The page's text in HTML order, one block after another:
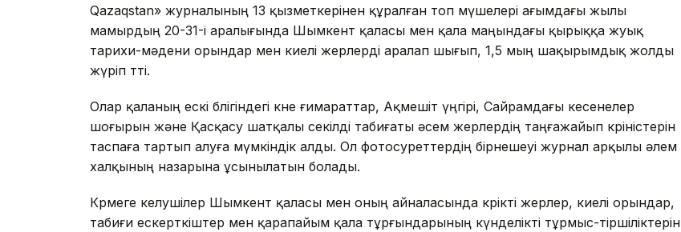
Qazaqstan» журналының 13 қызметкерінен құралған топ мүшелері ағымдағы жылы
мамырдың 20-31-і аралығында Шымкент қаласы мен қала маңындағы қырыққа жуық
тарихи-мәдени орындар мен киелі жерлерді аралап шығып, 1,5 мың шақырымдық жолды
жүріп өтті.
Олар қаланың ескі бөлігіндегі көне ғимараттар, Ақмешіт үңгірі, Сайрамдағы кесенелер
шоғырын және Қасқасу шатқалы секілді табиғаты әсем жерлердің таңғажайып көріністерін
таспаға тартып алуға мүмкіндік алды. Ол фотосуреттердің бірнешеуі журнал арқылы әлем
халқының назарына ұсынылатын болады.
Көрмеге келушілер Шымкент қаласы мен оның айналасында көрікті жерлер, киелі орындар,
табиғи ескерткіштер мен қарапайым қала тұрғындарының күнделікті тұрмыс-тіршіліктерін